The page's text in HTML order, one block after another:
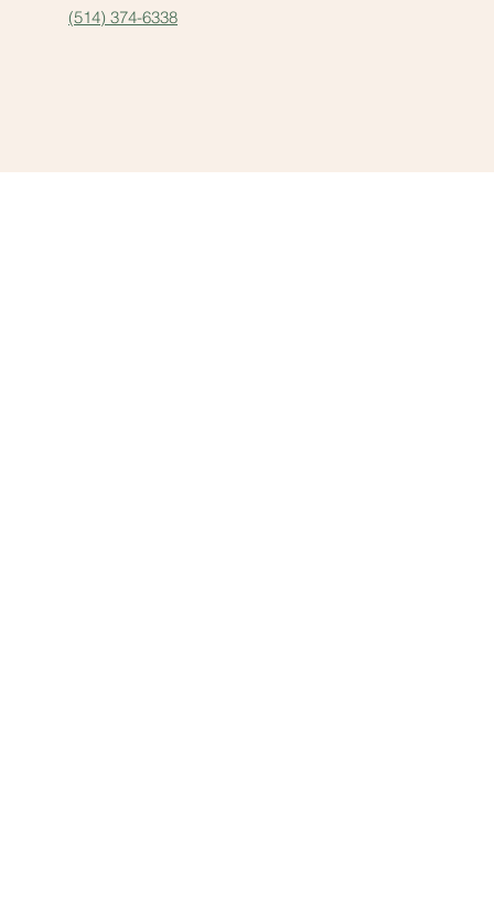
(514) 374-6338